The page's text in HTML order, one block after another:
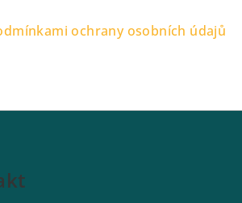
ochrany osobních údajů